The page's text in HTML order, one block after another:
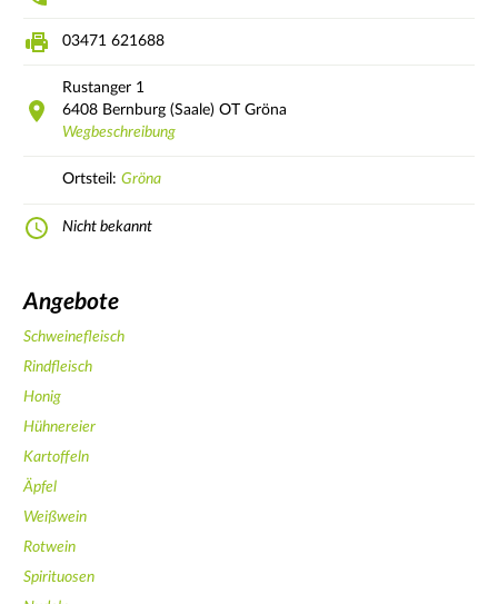
03471 621688
Rustanger 1
6408 Bernburg (Saale) OT Gröna
Wegbeschreibung
Ortsteil: Gröna
Nicht bekannt
Angebote
Schweinefleisch
Rindfleisch
Honig
Hühnereier
Kartoffeln
Äpfel
Weißwein
Rotwein
Spirituosen